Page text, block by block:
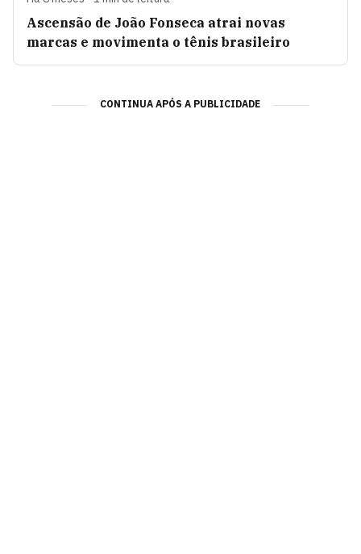
Ascensão de João Fonseca atrai novas
marcas e movimenta o tênis brasileiro
CONTINUA APÓS A PUBLICIDADE